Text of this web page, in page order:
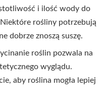
i ilość wody do
rośliny potrzebują
dobrze znoszą suszę.
roślin pozwala na
wyglądu.
aby roślina mogła lepiej